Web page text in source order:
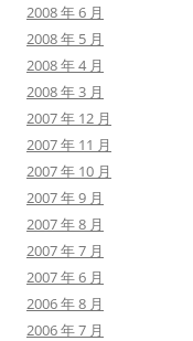
2008 年 6 月
2008 年 5 月
2008 年 4 月
2008 年 3 月
2007 年 12 月
2007 年 11 月
2007 年 10 月
2007 年 9 月
2007 年 8 月
2007 年 7 月
2007 年 6 月
2006 年 8 月
2006 年 7 月